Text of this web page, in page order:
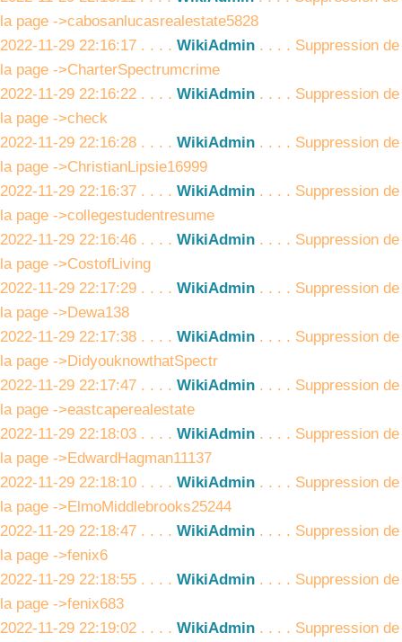
la page ->cabosanlucasrealestate5828
2022-11-29 22:16:17 . . . . WikiAdmin . . . . Suppression de
la page ->CharterSpectrumcrime
2022-11-29 22:16:22 . . . . WikiAdmin . . . . Suppression de
la page ->check
2022-11-29 22:16:28 . . . . WikiAdmin . . . . Suppression de
la page ->ChristianLipsie16999
2022-11-29 22:16:37 . . . . WikiAdmin . . . . Suppression de
la page ->collegestudentresume
2022-11-29 22:16:46 . . . . WikiAdmin . . . . Suppression de
la page ->CostofLiving
2022-11-29 22:17:29 . . . . WikiAdmin . . . . Suppression de
la page ->Dewa138
2022-11-29 22:17:38 . . . . WikiAdmin . . . . Suppression de
la page ->DidyouknowthatSpectr
2022-11-29 22:17:47 . . . . WikiAdmin . . . . Suppression de
la page ->eastcaperealestate
2022-11-29 22:18:03 . . . . WikiAdmin . . . . Suppression de
la page ->EdwardHagman11137
2022-11-29 22:18:10 . . . . WikiAdmin . . . . Suppression de
la page ->ElmoMiddlebrooks25244
2022-11-29 22:18:47 . . . . WikiAdmin . . . . Suppression de
la page ->fenix6
2022-11-29 22:18:55 . . . . WikiAdmin . . . . Suppression de
la page ->fenix683
2022-11-29 22:19:02 . . . . WikiAdmin . . . . Suppression de